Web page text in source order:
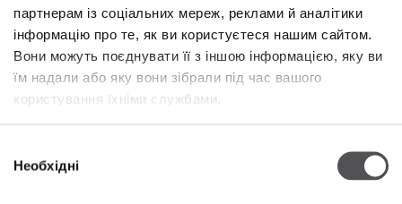
партнерам із соціальних мереж, реклами й аналітики
інформацію про те, як ви користуєтеся нашим сайтом.
Вони можуть поєднувати її з іншою інформацією, яку ви
їм надали або яку вони зібрали під час вашого
користування їхніми службами.
згодиНеобхідні
Середа
09:00 - 21:00
П'ятниця
09:00 - 21:00
Субота
09:00 - 21:00
Niedziela handlowa
Więcej informacji